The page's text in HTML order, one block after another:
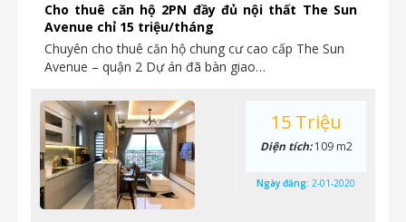
Cho thuê căn hộ 2PN đầy đủ nội thất The Sun
Avenue chỉ 15 triệu/tháng
Chuyên cho thuê căn hộ chung cư cao cấp The Sun
Avenue – quận 2 Dự án đã bàn giao…
15 Triệu
Diện tích:109 m2
Ngày đăng: 2-01-2020